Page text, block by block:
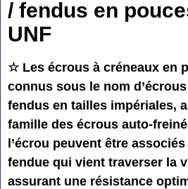
/ fendus en
UNF
☆ Les écrous à créneaux en
connus sous le nom
fendus en tailles impériales,
famille des écrous auto-
l’écrou peuvent être
fendue qui vient traverser la
assurant une résistance